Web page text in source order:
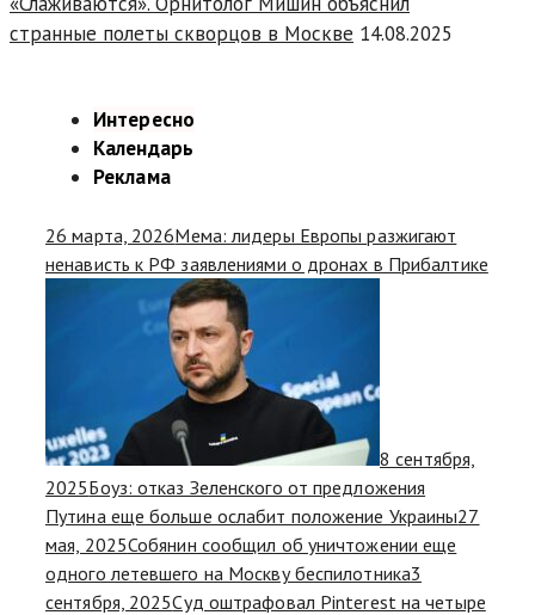
странные полеты скворцов в Москве 14.08.2025
Интересно
Календарь
Реклама
26 марта, 2026Мема: лидеры Европы разжигают
ненависть к РФ заявлениями о дронах в Прибалтике
8 сентября,
2025Боуз: отказ Зеленского от предложения
Путина еще больше ослабит положение Украины27
мая, 2025Собянин сообщил об уничтожении еще
одного летевшего на Москву беспилотника3
сентября, 2025Суд оштрафовал Pinterest на четыре